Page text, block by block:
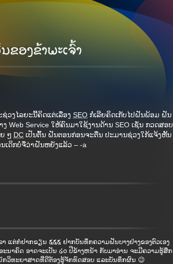
ຊ່ວງໄລຍະນີ້ຄິດແຕ່ເລື່ອງ SEO ກໍ່ເລີຍຄິດເກັບໄປຝັນພ້ອມ ຝັນ
Web Service ໃຫ້ຄົນມາໃຊ້ງານດ້ານ SEO ເຊັ່ນ ກວດສອບ
ໆ DC ເປັນຕົ້ນ ຝັນຕອນກ່ອນຈະຕື່ນ ປະມານຊ່ວງໃກ້ແຈ້ງຫັ້ນ
ເດິກບໍ່ຈື່ວ່າຝັນຫຍັງແລ້ວ – -a
າ ແຕ່ກໍ່ຢາກຂຽນ ໕໕໕ ຢາກບັນທຶກຄວາມຝັນບາງຢ່າງຂອງຕົວເອງ
ອະນາຄົດ ອາດຈະເປັນ ໒໐ ປີຂ້າງຫນ້າ ກັບມາອ່ານ ຈະມີຄວາມຮູ້ສຶກ
ກວິທະຍາສາດທີ່ດີຕ້ອງຮູ້ຈັກທົດສອບ ແລະບັນທຶກຜົນ 😉